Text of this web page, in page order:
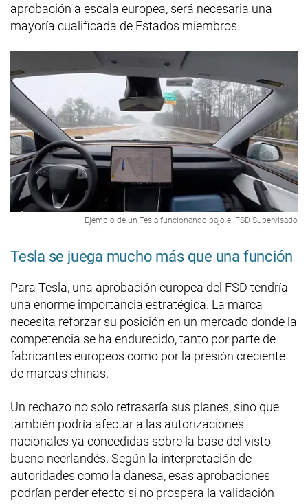
aprobación a escala europea, será necesaria una
mayoría cualificada de Estados miembros.
Ejemplo de un Tesla funcionando bajo el FSD Supervisado
Tesla se juega mucho más que una función
Para Tesla, una aprobación europea del FSD tendría
una enorme importancia estratégica. La marca
necesita reforzar su posición en un mercado donde la
competencia se ha endurecido, tanto por parte de
fabricantes europeos como por la presión creciente
de marcas chinas.
Un rechazo no solo retrasaría sus planes, sino que
también podría afectar a las autorizaciones
nacionales ya concedidas sobre la base del visto
bueno neerlandés. Según la interpretación de
autoridades como la danesa, esas aprobaciones
podrían perder efecto si no prospera la validación